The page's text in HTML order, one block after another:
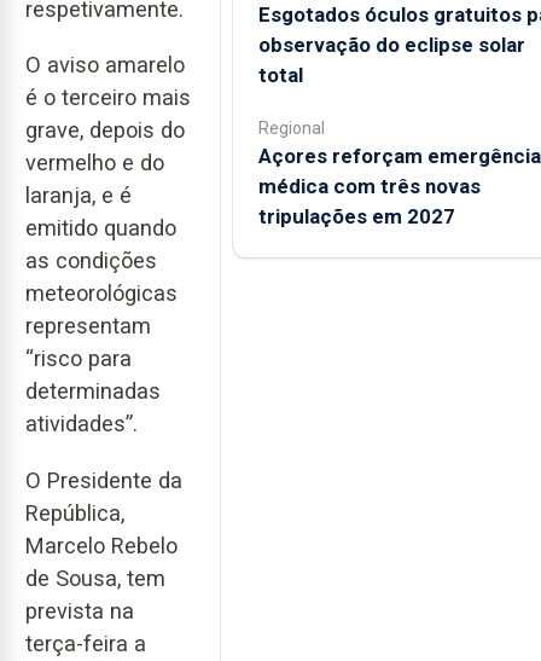
respetivamente.
O aviso amarelo
é o terceiro mais
grave, depois do
vermelho e do
laranja, e é
emitido quando
as condições
meteorológicas
representam
“risco para
determinadas
atividades”.
O Presidente da
República,
Marcelo Rebelo
de Sousa, tem
prevista na
terça-feira a
Esgotados óculos gratuitos
observação do eclipse solar
total
Regional
Açores reforçam emergência
médica com três novas
tripulações em 2027